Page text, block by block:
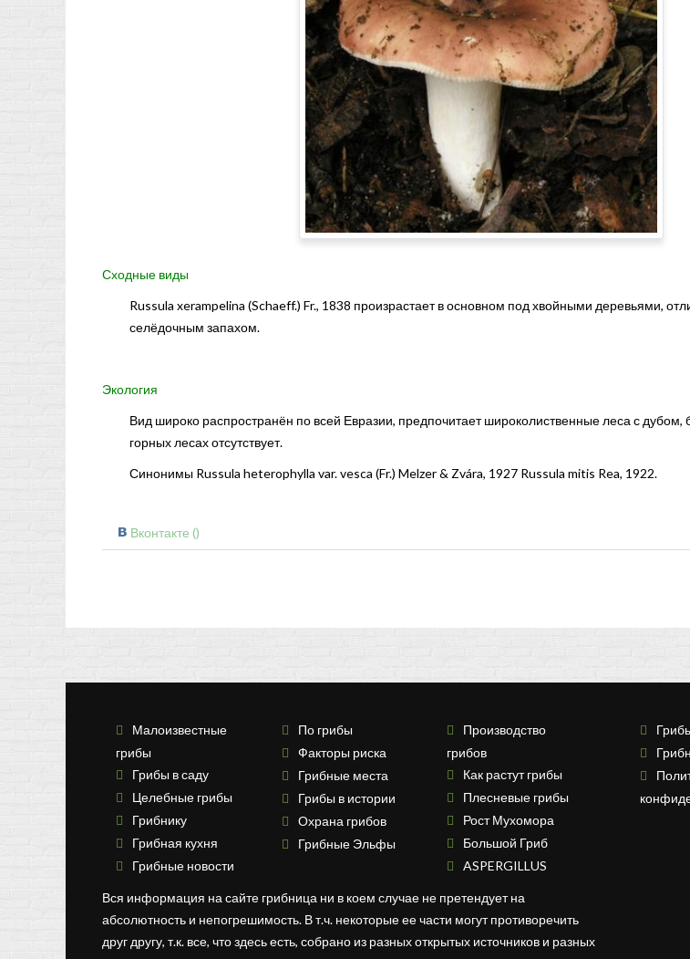
Сходные виды
Russula xerampelina (Schaeff.) Fr., 1838 произрастает в основном под хвойными деревьями,
селёдочным запахом.
Экология
Вид широко распространён по всей Евразии, предпочитает широколиственные леса с дубом,
горных лесах отсутствует.
Синонимы Russula heterophylla var. vesca (Fr.) Melzer & Zvára, 1927 Russula mitis Rea, 1922.
Вконтакте ()
Малоизвестные
грибы
Грибы в саду
Целебные грибы
Грибнику
Грибная кухня
Грибные новости
По грибы
Факторы риска
Грибные места
Грибы в истории
Охрана грибов
Грибные Эльфы
Производство
грибов
Как растут грибы
Плесневые грибы
Рост Мухомора
Большой Гриб
ASPERGILLUS
Вся информация на сайте грибница ни в коем случае не претендует на
абсолютность и непогрешимость. В т.ч. некоторые ее части могут противоречить
друг другу, т.к. все, что здесь есть, собрано из разных открытых источников и разных